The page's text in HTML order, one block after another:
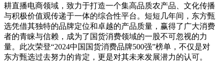
耕直播电商领域，致力于打造一个集高品质农产品、文化传播
与积极价值观传递于一体的综合性平台。短短几年间，东方甄
选凭借其独特的品牌定位和卓越的产品质量，赢得了广大消费
者的青睐与信赖，成为了国货消费领域的一股不可忽视的力
量。此次荣登“2024中国国货消费品牌500强”榜单，不仅是对
东方甄选过去努力的肯定，更是对其未来发展潜力的认可。